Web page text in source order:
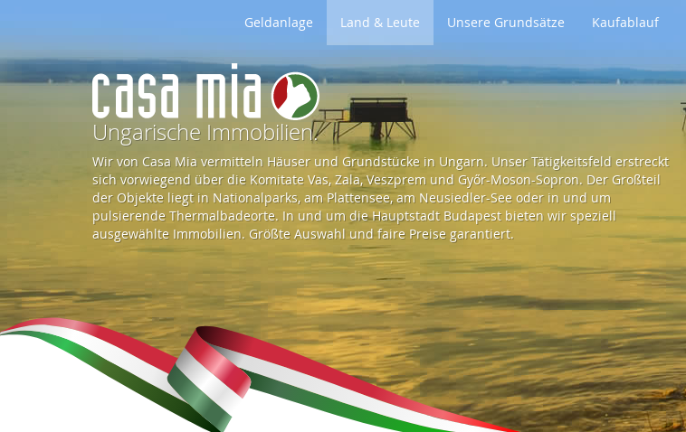
Geldanlage Land & Leute Unsere Grundsätze Kaufablauf
Z
u
r
S
t
a
Ungarische Immobilien.
Wir von Casa Mia vermitteln Häuser und Grundstücke in Ungarn. Unser Tätigkeitsfeld erstreckt
sich vorwiegend über die Komitate Vas, Zala, Veszprem und Győr-Moson-Sopron. Der Großteil
der Objekte liegt in Nationalparks, am Plattensee, am Neusiedler-See oder in und um
pulsierende Thermalbadeorte. In und um die Hauptstadt Budapest bieten wir speziell
ausgewählte Immobilien. Größte Auswahl und faire Preise garantiert.